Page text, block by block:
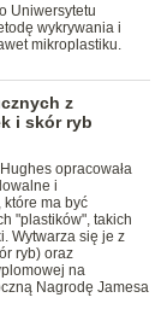
Uniwersytetu
wykrywania i
mikroplastiku.
z
i skór ryb
opracowała
i
które ma być
"plastików", takich
Wytwarza się je z
ryb) oraz
na
Nagrodę Jamesa